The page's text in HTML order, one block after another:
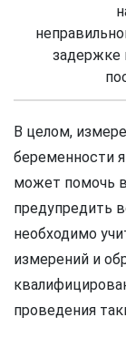
задержке
В целом,
беременности
может помочь
предупредить
необходимо
измерений и
проведения